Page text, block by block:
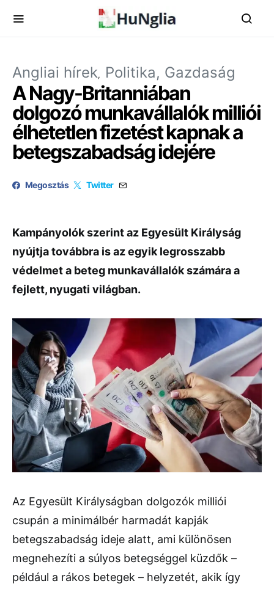
Angliai hírek Politika, Gazdaság
A Nagy-Britanniában
dolgozó munkavállalók milliói
élhetetlen fizetést kapnak a
betegszabadság idejére
Megosztás Twitter
Kampányolók szerint az Egyesült Királyság
nyújtja továbbra is az egyik legrosszabb
védelmet a beteg munkavállalók számára a
fejlett, nyugati világban.
Az Egyesült Királyságban dolgozók milliói
csupán a minimálbér harmadát kapják
betegszabadság ideje alatt, ami különösen
megnehezíti a súlyos betegséggel küzdők –
például a rákos betegek – helyzetét, akik így